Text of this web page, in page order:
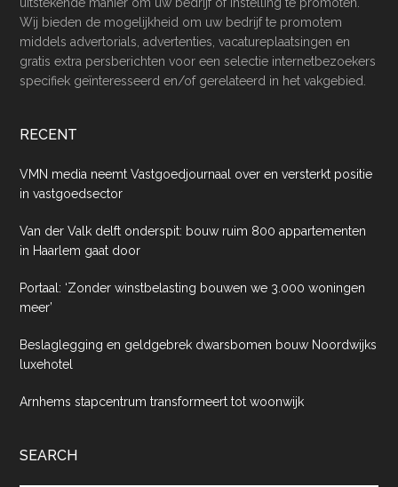
Wij bieden de mogelijkheid om uw bedrijf te promotem
middels advertorials, advertenties, vacatureplaatsingen en
gratis extra persberichten voor een selectie internetbezoekers
specifiek geïnteresseerd en/of gerelateerd in het vakgebied.
RECENT
VMN media neemt Vastgoedjournaal over en versterkt positie
in vastgoedsector
Van der Valk delft onderspit: bouw ruim 800 appartementen
in Haarlem gaat door
Portaal: ‘Zonder winstbelasting bouwen we 3.000 woningen
meer’
Beslaglegging en geldgebrek dwarsbomen bouw Noordwijks
luxehotel
Arnhems stapcentrum transformeert tot woonwijk
SEARCH